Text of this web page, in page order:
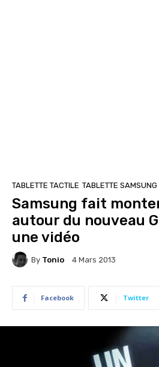
TABLETTE TACTILE TABLETTE SAMSUNG
Samsung fait
autour du nouveau
une vidéo
By Tonio 4 Mars 2013
Facebook Twitter